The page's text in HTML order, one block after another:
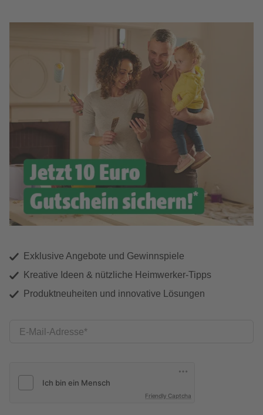
Exklusive Angebote und Gewinnspiele
Kreative Ideen & nützliche Heimwerker-Tipps
Produktneuheiten und innovative Lösungen
E-Mail-Adresse
Friendly Captcha